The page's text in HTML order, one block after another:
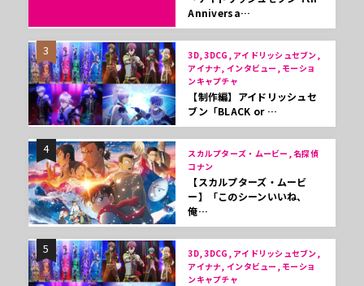
Anniversa…
3
3D, 3DCG, アイドリッシュセブン,
アイナナ, インタビュー, モーショ
ンキャプチャ
【制作編】アイドリッシュセ
ブン「BLACK or …
4
スカルプターズ・ムービー, 名探偵
コナン
【スカルプターズ・ムービ
ー】「このシーンいいね、
俺…
5
3D, 3DCG, アイドリッシュセブン,
アイナナ, インタビュー, モーショ
ンキャプチャ